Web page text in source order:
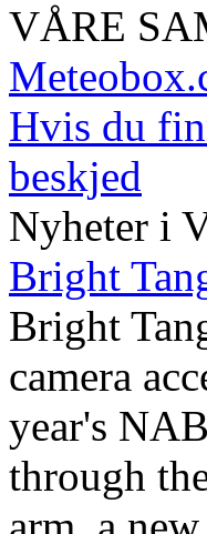
VÅRE
Hvis du
beskjed
Nyheter i
Bright
Bright
camera
year's
through